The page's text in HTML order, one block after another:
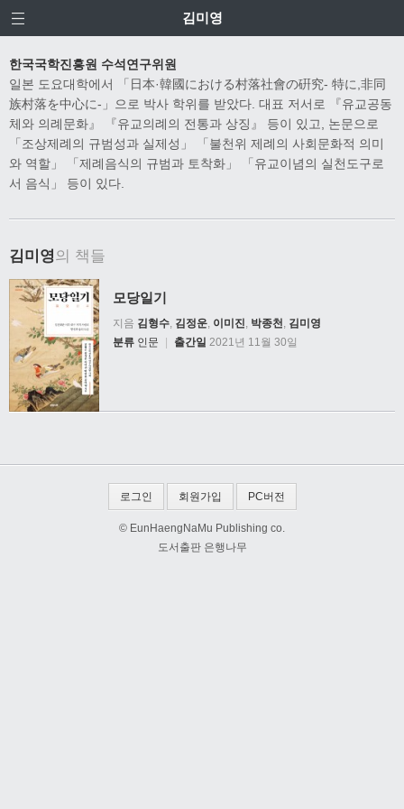
김미영
한국국학진흥원 수석연구위원
일본 도요대학에서 「日本·韓國における村落社會の硏究‐ 特に,非同
族村落を中心に‐」으로 박사 학위를 받았다. 대표 저서로 『유교공동
체와 의례문화』 『유교의례의 전통과 상징』 등이 있고, 논문으로
「조상제례의 규범성과 실제성」 「불천위 제례의 사회문화적 의미
와 역할」 「제례음식의 규범과 토착화」 「유교이념의 실천도구로
서 음식」 등이 있다.
김미영의 책들
모당일기
지음 김형수, 김정운, 이미진, 박종천, 김미영
분류 인문 출간일 2021년 11월 30일
로그인 회원가입 PC버전
© EunHaengNaMu Publishing co.
도서출판 은행나무